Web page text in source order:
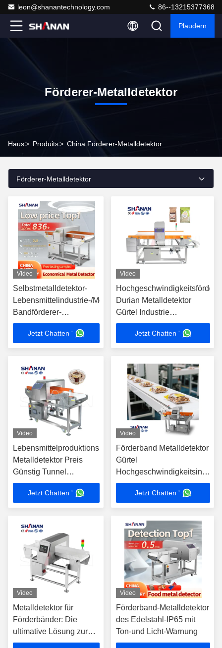
leon@shanantechnology.com 86--13215377368
Plaudern
Förderer-Metalldetektor
Haus> Produits> China Förderer-Metalldetektor
Förderer-Metalldetektor
Video
Selbstmetalldetektor-
Lebensmittelindustrie-/Metalldetektor-
Bandförderer-
Ausrüstung
Jetzt Chatten '
Video
Durian Metalldetektor
Gürtel Industrie
Lebensmittelverarbeitung
Fabrik
Lebensmittelproduktion
Jetzt Chatten '
Video
Lebensmittelproduktionslinie
Metalldetektor Preis
Günstig Tunnel
Lebensmittelanwendung
Jetzt Chatten '
Video
Förderband Metalldetektor
Gürtel
Lebensmittelverarbeitung
Fabrik
Lebensmittelproduktion
Jetzt Chatten '
Video
Metalldetektor für
Förderbänder: Die
ultimative Lösung zur
Erkennung von
Video
Förderband-Metalldetektor
des Edelstahl-IP65 mit
Ton-und Licht-Warnung